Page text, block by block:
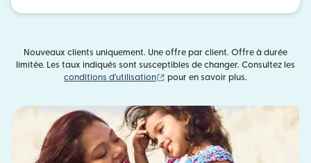
Nouveaux clients uniquement. Une offre par client. Offre à durée
limitée. Les taux indiqués sont susceptibles de changer. Consultez les
conditions d'utilisation
(s'ouvre dans une nouvelle fenêtre)
pour en savoir plus.